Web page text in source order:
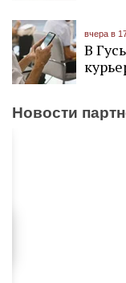
вчера в
В
Новости